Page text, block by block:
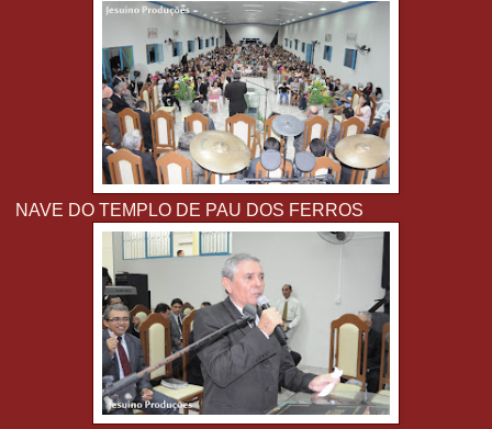
NAVE DO TEMPLO DE PAU DOS FERROS